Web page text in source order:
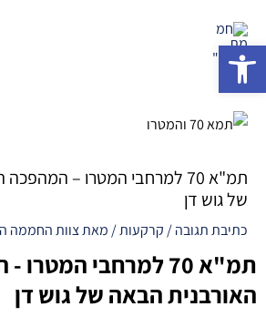
פתח סרגל נגישות
לתוכן
תמ"א 70 למרחבי המטרו –
של גוש דן
כתיבת תגובה/ קרקעות/ מאתצוות החממה
תמ"א 70 למרחבי
האורבנית הבאה של גוש דן